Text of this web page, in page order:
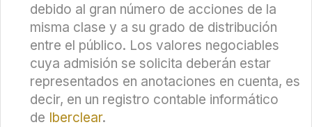
debido al gran número de acciones de la
misma clase y a su grado de distribución
entre el público. Los valores negociables
cuya admisión se solicita deberán estar
representados en anotaciones en cuenta, es
decir, en un registro contable informático
de Iberclear.